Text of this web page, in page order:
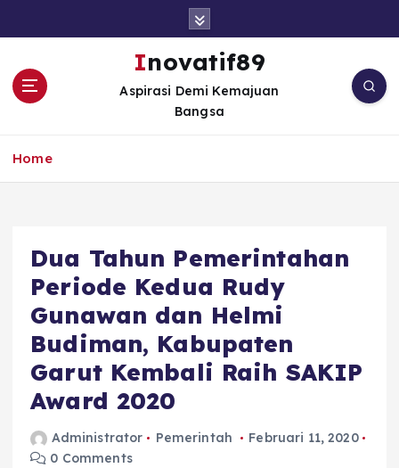
Inovatif89
Aspirasi Demi Kemajuan
Bangsa
Home
Dua Tahun Pemerintahan
Periode Kedua Rudy
Gunawan dan Helmi
Budiman, Kabupaten
Garut Kembali Raih SAKIP
Award 2020
Administrator Pemerintah
Februari 11, 2020
0 Comments